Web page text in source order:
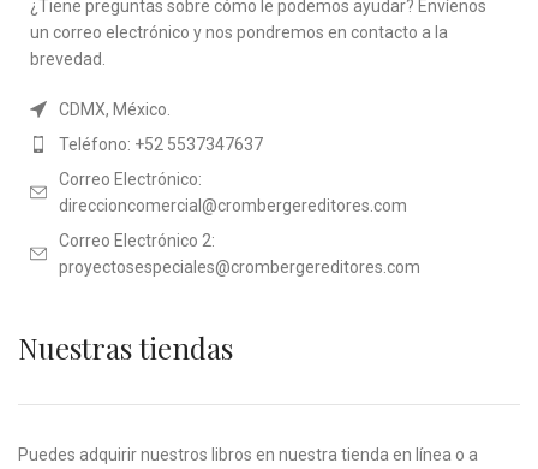
¿Tiene preguntas sobre cómo le podemos ayudar? Envíenos
un correo electrónico y nos pondremos en contacto a la
brevedad.
CDMX, México.
Teléfono: +52 5537347637
Correo Electrónico:
direccioncomercial@crombergereditores.com
Correo Electrónico 2:
proyectosespeciales@crombergereditores.com
Nuestras tiendas
Puedes adquirir nuestros libros en nuestra tienda en línea o a